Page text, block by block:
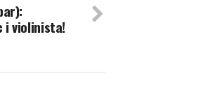
i violinista!